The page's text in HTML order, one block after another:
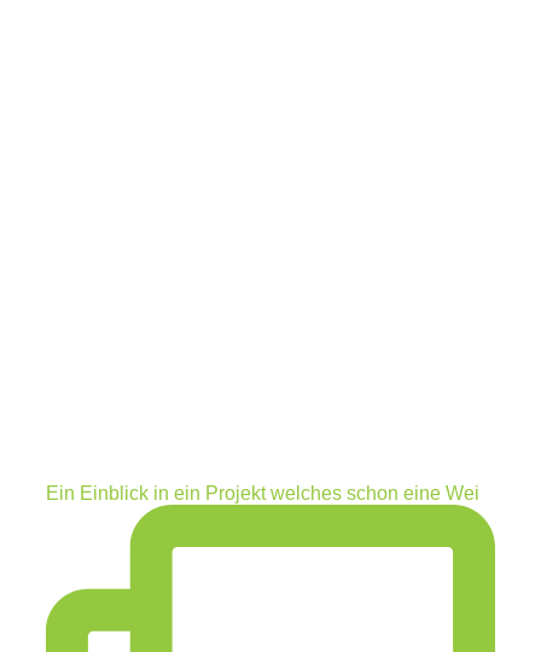
Ein Einblick in ein Projekt welches schon eine Wei